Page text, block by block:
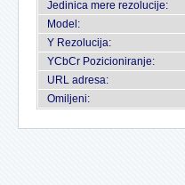
Jedinica mere rezolucije:
Model:
Y Rezolucija:
YCbCr Pozicioniranje:
URL adresa:
Omiljeni: